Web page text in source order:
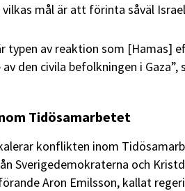
mål är att förinta såväl
typen av reaktion som [Hamas]
den civila befolkningen i Gaza”,
Tidösamarbetet
konflikten inom
Sverigedemokraterna och
Aron Emilsson, kallat